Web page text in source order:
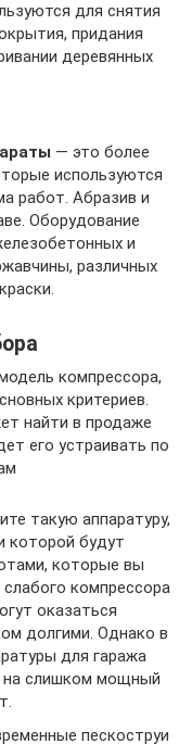
для снятия
придания
деревянных
— это более
используются
работ. Абразив и
Оборудование
и
различных
компрессора,
критериев.
найти в продаже
его устраивать по
такую аппаратуру,
которой будут
которые вы
компрессора
оказаться
долгими. Однако в
для гаража
на слишком мощный
пескоструи